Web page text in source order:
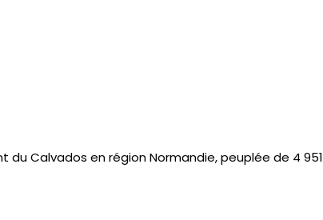
Calvados en région Normandie, peuplée de 4